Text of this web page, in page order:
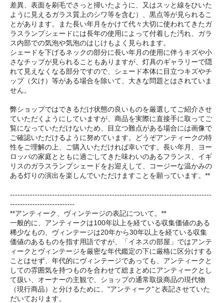
差異、表面を刷毛でさっと掃いたように、又はスッと線をひいた
ように見えるガラス質上のシワ等を含む）、黒点等が見られるこ
とがあります。また長い年月をかけて代々大切に使われてきたガ
ラスランプシェードには長年の使用によって付着した汚れ、ガラ
ス内部での気泡や気泡のはじけもよく見られます。
シェードを下げるネックの部分に長い年月の使用に伴うキズや小
さなチップが見られることもありますが、灯具のギャラリーで隠
れて見えなくなる部分ですので、シェード本体に目立つキズやチ
ップ（欠け）等がある場合を除いて、大きな問題とはされていま
せん。
弊ショップではできるだけ状態の良いものを厳選してご紹介させ
ていただくようにしていますが、商品を実際に直接手に取ってご
覧になっていただけないため、目立つ難点がある場合には画像で
ご確認いただけるように努めています。どうぞアンティークの特
性をご理解の上、ご購入いただければ幸いです。長い年月、ヨー
ロッパの家庭とともに過ごしてきた味わいのあるフランス、イギ
リスのガラスランプシェードをお迎えして、コージーな温かみの
ある灯りの演出を楽しんでいただけますことを願っています。**
---------------------------------------------------------------------------------
--------------------------
**アンティーク、ヴィンテージの表記について。**
一般的に、アンティークは100年以上を経ている収集価値のある
稀少なもの、ヴィンテージは20年から30年以上を経ている収集
価値のあるものを指す用語ですが、「イネスの部屋」ではアンテ
ィークとヴィンテージを厳密な年代鑑定の下に厳格に区分けする
ことはせず、年代的にヴィンテージであっても、アンティークと
しての雰囲気を持つものを合わせて総まとめにアンティークとし
て扱い、オーナーの主観で、ショップの通常取扱商品の現代物
（現行商品）と分けるために、"アンティーク"と表記させていた
だいております。